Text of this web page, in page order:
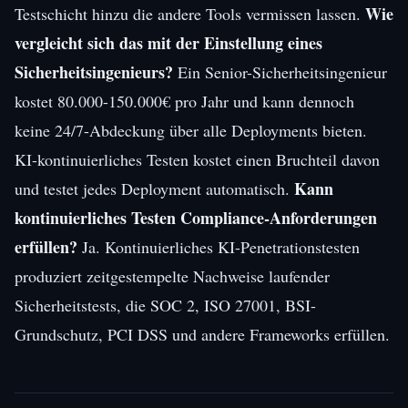
Testschicht hinzu die andere Tools vermissen lassen. Wie
vergleicht sich das mit der Einstellung eines
Sicherheitsingenieurs? Ein Senior-Sicherheitsingenieur
kostet 80.000-150.000€ pro Jahr und kann dennoch
keine 24/7-Abdeckung über alle Deployments bieten.
KI-kontinuierliches Testen kostet einen Bruchteil davon
und testet jedes Deployment automatisch. Kann
kontinuierliches Testen Compliance-Anforderungen
erfüllen? Ja. Kontinuierliches KI-Penetrationstesten
produziert zeitgestempelte Nachweise laufender
Sicherheitstests, die SOC 2, ISO 27001, BSI-
Grundschutz, PCI DSS und andere Frameworks erfüllen.